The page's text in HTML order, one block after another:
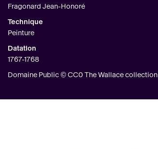
Fragonard Jean-Honoré
Technique
Peinture
Datation
1767-1768
Domaine Public © CC0 The Wallace collection